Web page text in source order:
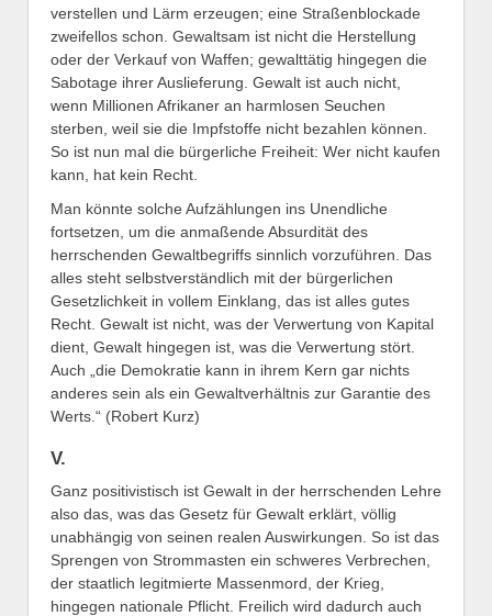
verstellen und Lärm erzeugen; eine Straßenblockade
zweifellos schon. Gewaltsam ist nicht die Herstellung
oder der Verkauf von Waffen; gewalttätig hingegen die
Sabotage ihrer Auslieferung. Gewalt ist auch nicht,
wenn Millionen Afrikaner an harmlosen Seuchen
sterben, weil sie die Impfstoffe nicht bezahlen können.
So ist nun mal die bürgerliche Freiheit: Wer nicht kaufen
kann, hat kein Recht.
Man könnte solche Aufzählungen ins Unendliche
fortsetzen, um die anmaßende Absurdität des
herrschenden Gewaltbegriffs sinnlich vorzuführen. Das
alles steht selbstverständlich mit der bürgerlichen
Gesetzlichkeit in vollem Einklang, das ist alles gutes
Recht. Gewalt ist nicht, was der Verwertung von Kapital
dient, Gewalt hingegen ist, was die Verwertung stört.
Auch „die Demokratie kann in ihrem Kern gar nichts
anderes sein als ein Gewaltverhältnis zur Garantie des
Werts.“ (Robert Kurz)
V.
Ganz positivistisch ist Gewalt in der herrschenden Lehre
also das, was das Gesetz für Gewalt erklärt, völlig
unabhängig von seinen realen Auswirkungen. So ist das
Sprengen von Strommasten ein schweres Verbrechen,
der staatlich legitmierte Massenmord, der Krieg,
hingegen nationale Pflicht. Freilich wird dadurch auch